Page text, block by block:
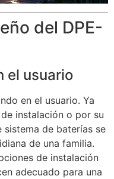
del DPE-
el usuario
en el usuario. Ya
instalación o por su
de baterías se
de una familia.
de instalación
adecuado para una